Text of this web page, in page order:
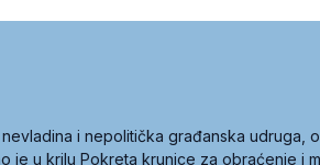
i nepolitička građanska udruga,
je u krilu Pokreta krunice za obraćenje i